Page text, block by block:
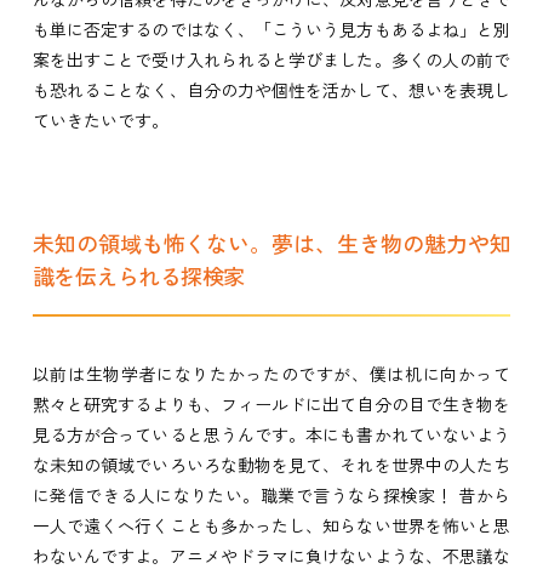
も単に否定するのではなく、「こういう見方もあるよね」と別
案を出すことで受け入れられると学びました。多くの人の前で
も恐れることなく、自分の力や個性を活かして、想いを表現し
ていきたいです。
未知の領域も怖くない。夢は、生き物の魅力や知
識を伝えられる探検家
以前は生物学者になりたかったのですが、僕は机に向かって
黙々と研究するよりも、フィールドに出て自分の目で生き物を
見る方が合っていると思うんです。本にも書かれていないよう
な未知の領域でいろいろな動物を見て、それを世界中の人たち
に発信できる人になりたい。職業で言うなら探検家！ 昔から
一人で遠くへ行くことも多かったし、知らない世界を怖いと思
わないんですよ。アニメやドラマに負けないような、不思議な